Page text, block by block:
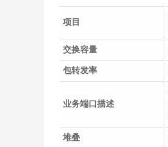
项目
交换容量
包转发率
业务端口描述
堆叠